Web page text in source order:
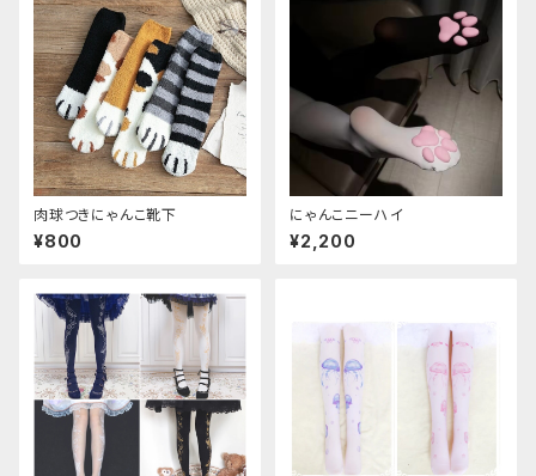
肉球つきにゃんこ靴下
¥800
にゃんこニーハイ
¥2,200